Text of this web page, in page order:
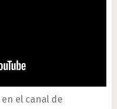
el canal de